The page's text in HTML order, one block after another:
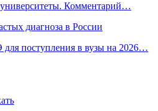
Комментарий…
диагноза в России
поступления в вузы на 2026…